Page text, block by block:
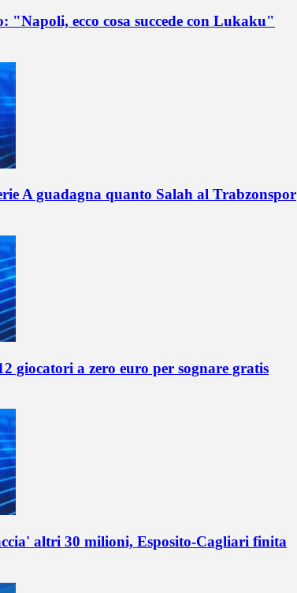
"Napoli, ecco cosa succede con Lukaku"
A guadagna quanto Salah al Trabzonspor
giocatori a zero euro per sognare gratis
altri 30 milioni, Esposito-Cagliari finita